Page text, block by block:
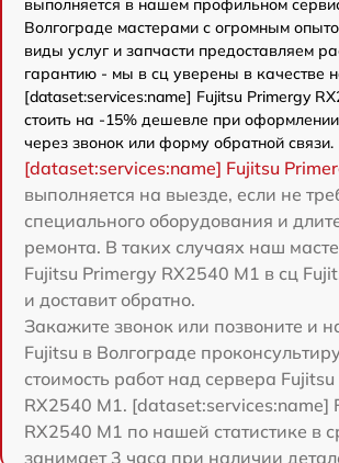
выполняется в нашем профильном
Волгограде мастерами с огромным
виды услуг и запчасти предоставляем
гарантию - мы в сц уверены в качестве
[dataset:services:name] Fujitsu Primergy
стоить на -15% дешевле при
через звонок или форму обратной связи.
[dataset:services:name] Fujitsu
выполняется на выезде, если не
специального оборудования и
ремонта. В таких случаях наш
Fujitsu Primergy RX2540 M1 в сц
и доставит обратно.
Закажите звонок или позвоните и
Fujitsu в Волгограде
стоимость работ над сервера
RX2540 M1. [dataset:services:name]
RX2540 M1 по нашей статистике в
занимает 3 часа при наличии